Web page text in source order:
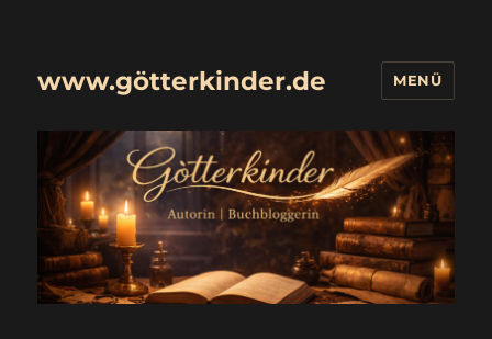
www.götterkinder.de MENÜ